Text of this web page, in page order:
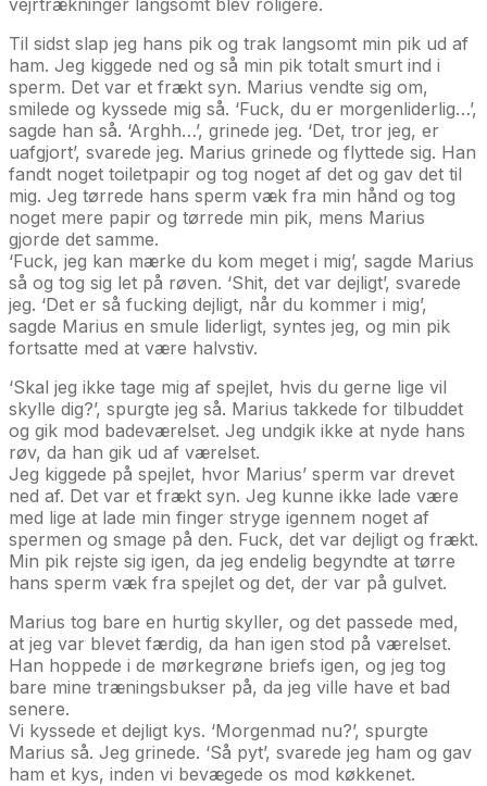
Til sidst slap jeg hans pik og trak langsomt min pik ud af
ham. Jeg kiggede ned og så min pik totalt smurt ind i
sperm. Det var et frækt syn. Marius vendte sig om,
smilede og kyssede mig så. ‘Fuck, du er morgenliderlig…’,
sagde han så. ‘Arghh…’, grinede jeg. ‘Det, tror jeg, er
uafgjort’, svarede jeg. Marius grinede og flyttede sig. Han
fandt noget toiletpapir og tog noget af det og gav det til
mig. Jeg tørrede hans sperm væk fra min hånd og tog
noget mere papir og tørrede min pik, mens Marius
gjorde det samme.
‘Fuck, jeg kan mærke du kom meget i mig’, sagde Marius
så og tog sig let på røven. ‘Shit, det var dejligt’, svarede
jeg. ‘Det er så fucking dejligt, når du kommer i mig’,
sagde Marius en smule liderligt, syntes jeg, og min pik
fortsatte med at være halvstiv.
‘Skal jeg ikke tage mig af spejlet, hvis du gerne lige vil
skylle dig?’, spurgte jeg så. Marius takkede for tilbuddet
og gik mod badeværelset. Jeg undgik ikke at nyde hans
røv, da han gik ud af værelset.
Jeg kiggede på spejlet, hvor Marius’ sperm var drevet
ned af. Det var et frækt syn. Jeg kunne ikke lade være
med lige at lade min finger stryge igennem noget af
spermen og smage på den. Fuck, det var dejligt og frækt.
Min pik rejste sig igen, da jeg endelig begyndte at tørre
hans sperm væk fra spejlet og det, der var på gulvet.
Marius tog bare en hurtig skyller, og det passede med,
at jeg var blevet færdig, da han igen stod på værelset.
Han hoppede i de mørkegrøne briefs igen, og jeg tog
bare mine træningsbukser på, da jeg ville have et bad
senere.
Vi kyssede et dejligt kys. ‘Morgenmad nu?’, spurgte
Marius så. Jeg grinede. ‘Så pyt’, svarede jeg ham og gav
ham et kys, inden vi bevægede os mod køkkenet.